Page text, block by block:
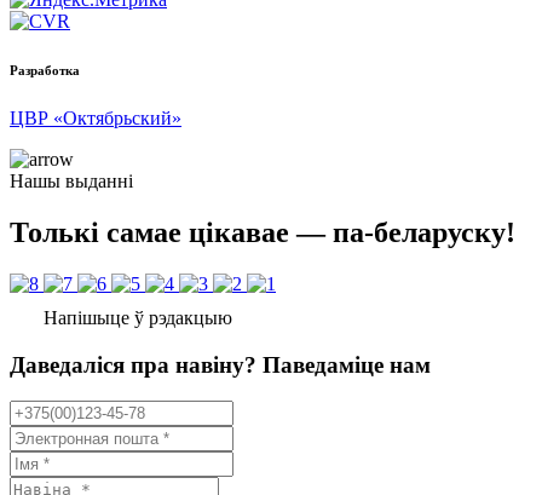
Разработка
ЦВР «Октябрьский»
Нашы выданні
Толькі самае цікавае — па-беларуску!
Напішыце ў рэдакцыю
Даведаліся пра навіну? Паведаміце нам